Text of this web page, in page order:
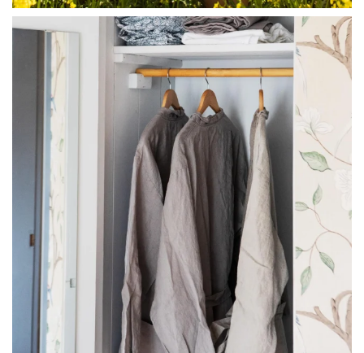
linliving
Jul 23